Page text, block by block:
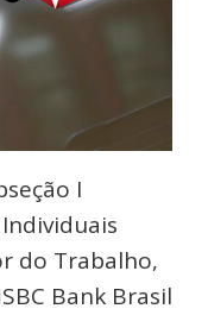
I
do Trabalho,
Bank Brasil